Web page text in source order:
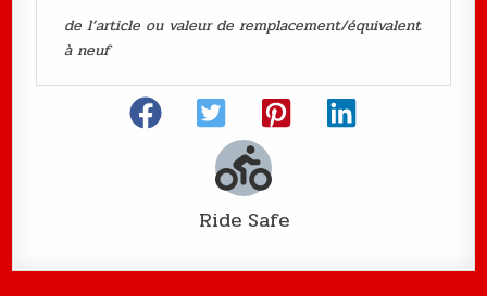
de l’article ou valeur de remplacement/équivalent
à neuf
Ride Safe